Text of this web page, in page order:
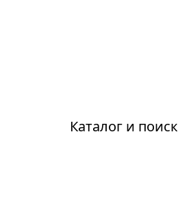
Каталог и поиск